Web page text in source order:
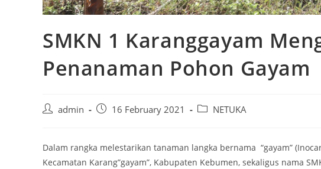
SMKN 1 Karanggayam
Penanaman Pohon Gayam
Postadmin
Post 16 February 2021
Post NETUKA
Dalam rangka melestarikan tanaman langka bernama “gayam”
Kecamatan Karang”gayam”, Kabupaten Kebumen, sekaligus nama